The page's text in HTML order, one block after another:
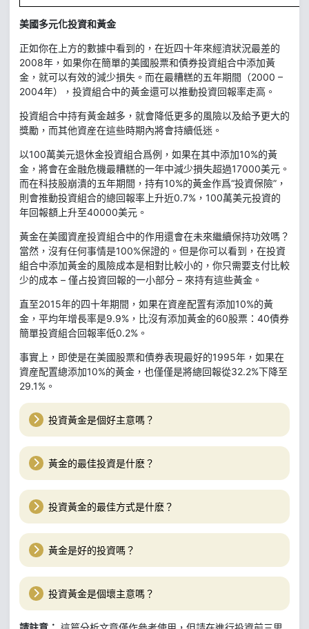
美國多元化投資和黃金
正如你在上方的數據中看到的，在近四十年來經濟狀況最差的
2008年，如果你在簡單的美國股票和債券投資組合中添加黃
金，就可以有效的減少損失。而在最糟糕的五年期間（2000 –
2004年），投資組合中的黃金還可以推動投資回報率走高。
投資組合中持有黃金越多，就會降低更多的風險以及給予更大的
獎勵，而其他資産在這些時期內將會持續低迷。
以100萬美元退休金投資組合爲例，如果在其中添加10%的黃
金，將會在金融危機最糟糕的一年中減少損失超過17000美元。
而在科技股崩潰的五年期間，持有10%的黃金作爲“投資保險”，
則會推動投資組合的總回報率上升近0.7%，100萬美元投資的
年回報額上升至40000美元。
黃金在美國資産投資組合中的作用還會在未來繼續保持功效嗎？
當然，沒有任何事情是100%保證的。但是你可以看到，在投資
組合中添加黃金的風險成本是相對比較小的，你只需要支付比較
少的成本 – 僅占投資回報的一小部分 – 來持有這些黃金。
直至2015年的四十年期間，如果在資産配置有添加10%的黃
金，平均年增長率是9.9%，比沒有添加黃金的60股票：40債券
簡單投資組合回報率低0.2%。
事實上，即使是在美國股票和債券表現最好的1995年，如果在
資産配置總添加10%的黃金，也僅僅是將總回報從32.2%下降至
29.1%。
投資黃金是個好主意嗎？
黃金的最佳投資是什麽？
投資黃金的最佳方式是什麽？
黃金是好的投資嗎？
投資黃金是個壞主意嗎？